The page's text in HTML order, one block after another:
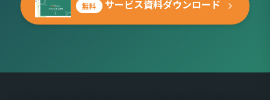
無料 サービス資料ダウンロード